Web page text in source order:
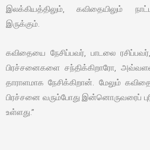
இலக்கியத்திலும், கவிதையிலும்
இருக்கும்.
கவிதையை நேசிப்பவர், பாடலை
பிரச்சனைகளை சந்திக்கிறாரோ,
தாராளமாக நேசிக்கிறான். மேலும்
பிரச்சனை வரும்போது இன்னொருவரைப்
உள்ளது.”